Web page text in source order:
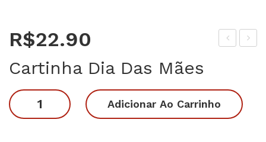
Mã
5
R$22.90
Cartinha Dia Das Mães
Cartinha
Dia
Adicionar Ao Carrinho